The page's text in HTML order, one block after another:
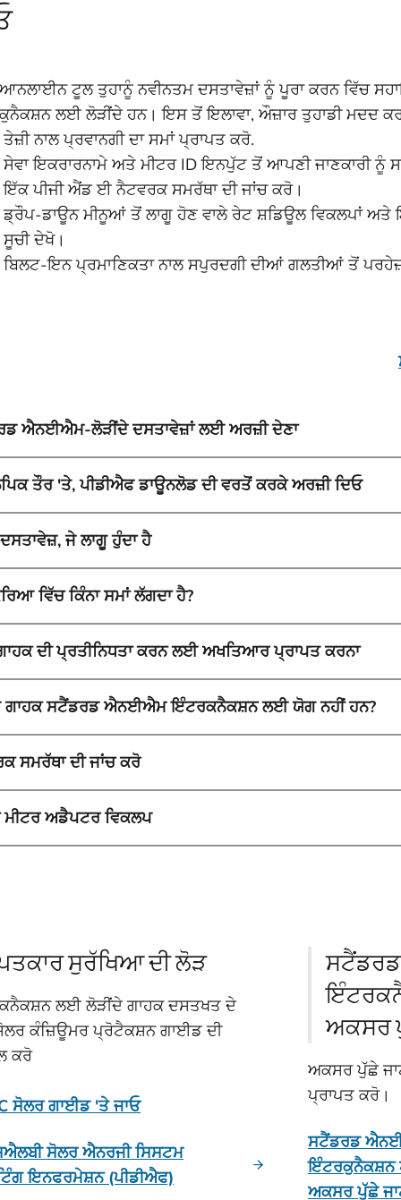
ਆਨਲਾਈਨ ਟੂਲ ਤੁਹਾਨੂੰ ਨਵੀਨਤਮ ਦਸਤਾਵੇਜ਼ਾਂ ਨੂੰ ਪੂਰਾ ਕਰਨ ਵਿੱਚ
ਲਈ ਲੋੜੀਂਦੇ ਹਨ। ਇਸ ਤੋਂ ਇਲਾਵਾ, ਔਜ਼ਾਰ ਤੁਹਾਡੀ ਮਦਦ
ਤੇਜ਼ੀ ਨਾਲ ਪ੍ਰਵਾਨਗੀ ਦਾ ਸਮਾਂ ਪ੍ਰਾਪਤ ਕਰੋ.
ਸੇਵਾ ਇਕਰਾਰਨਾਮੇ ਅਤੇ ਮੀਟਰ ID ਇਨਪੁੱਟ ਤੋਂ ਆਪਣੀ ਜਾਣਕਾਰੀ ਨੂੰ
ਇੱਕ ਪੀਜੀ ਐਂਡ ਈ ਨੈਟਵਰਕ ਸਮਰੱਥਾ ਦੀ ਜਾਂਚ ਕਰੋ।
ਡ੍ਰੌਪ-ਡਾਊਨ ਮੀਨੂਆਂ ਤੋਂ ਲਾਗੂ ਹੋਣ ਵਾਲੇ ਰੇਟ ਸ਼ਡਿਊਲ ਵਿਕਲਪਾਂ ਅਤੇ
ਸੂਚੀ ਦੇਖੋ।
ਬਿਲਟ-ਇਨ ਪ੍ਰਮਾਣਿਕਤਾ ਨਾਲ ਸਪੁਰਦਗੀ ਦੀਆਂ ਗਲਤੀਆਂ ਤੋਂ
ਐਨਈਐਮ-ਲੋੜੀਂਦੇ ਦਸਤਾਵੇਜ਼ਾਂ ਲਈ ਅਰਜ਼ੀ ਦੇਣਾ
ਤੌਰ 'ਤੇ, ਪੀਡੀਐਫ ਡਾਊਨਲੋਡ ਦੀ ਵਰਤੋਂ ਕਰਕੇ ਅਰਜ਼ੀ ਦਿਓ
ਜੇ ਲਾਗੂ ਹੁੰਦਾ ਹੈ
ਵਿੱਚ ਕਿੰਨਾ ਸਮਾਂ ਲੱਗਦਾ ਹੈ?
ਦੀ ਪ੍ਰਤੀਨਿਧਤਾ ਕਰਨ ਲਈ ਅਖਤਿਆਰ ਪ੍ਰਾਪਤ ਕਰਨਾ
ਗਾਹਕ ਸਟੈਂਡਰਡ ਐਨਈਐਮ ਇੰਟਰਕਨੈਕਸ਼ਨ ਲਈ ਯੋਗ ਨਹੀਂ ਹਨ?
ਸਮਰੱਥਾ ਦੀ ਜਾਂਚ ਕਰੋ
ਮੀਟਰ ਅਡੈਪਟਰ ਵਿਕਲਪ
ਸੁਰੱਖਿਆ ਦੀ ਲੋੜ
ਲਈ ਲੋੜੀਂਦੇ ਗਾਹਕ ਦਸਤਖਤ ਦੇ
ਕੰਜ਼ਿਊਮਰ ਪ੍ਰੋਟੈਕਸ਼ਨ ਗਾਈਡ ਦੀ
ਕਰੋ
ਸੋਲਰ ਗਾਈਡ 'ਤੇ ਜਾਓ
ਸੋਲਰ ਐਨਰਜੀ ਸਿਸਟਮ
ਇਨਫਰਮੇਸ਼ਨ (ਪੀਡੀਐਫ)
ਅਕਸਰ
ਅਕਸਰ ਪੁੱਛੇ
ਪ੍ਰਾਪਤ ਕਰੋ।
ਸਟੈਂਡਰਡ
ਇੰਟਰਕੁਨੈਕਸ਼ਨ
ਅਕਸਰ ਪੁੱਛੇ